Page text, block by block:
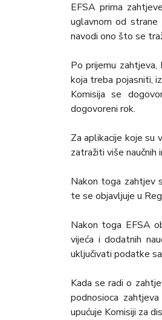
EFSA prima
uglavnom od strane
navodi ono što se
Po prijemu zahtjeva,
koja treba pojasniti,
Komisija se
dogovoreni rok.
Za aplikacije koje su
zatražiti više naučnih
Nakon toga zahtjev
te se objavljuje u
Nakon toga EFSA
vijeća i dodatnih
uključivati podatke
Kada se radi o
podnosioca
upućuje Komisiji za